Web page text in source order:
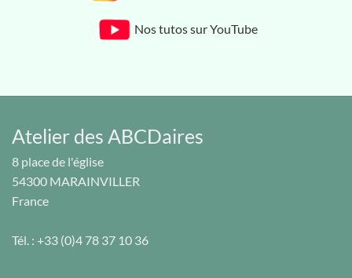
Nos tutos sur YouTube
Atelier des ABCDaires
8 place de l'église
54300 MARAINVILLER
France
Tél. : +33 (0)4 78 37 10 36